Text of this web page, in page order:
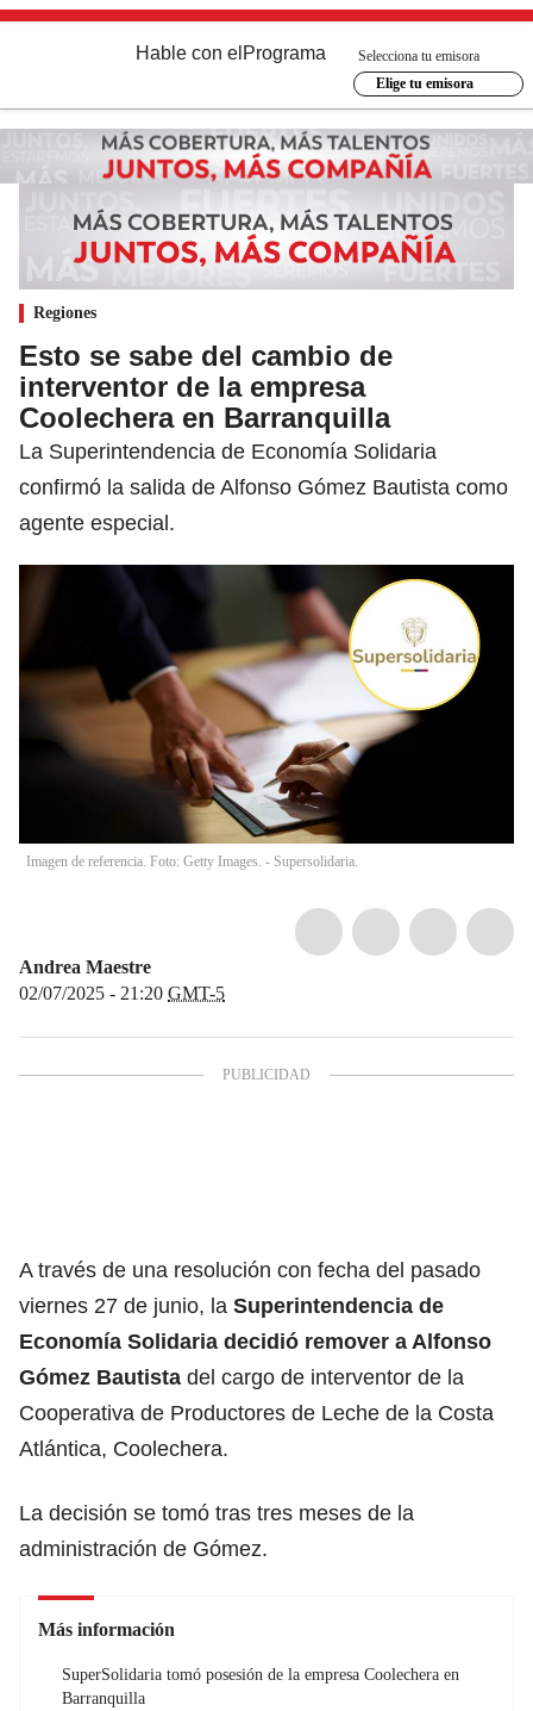
Hable con el Programa
Selecciona tu emisora
Elige tu emisora
Regiones
Esto se sabe del cambio de
interventor de la empresa
Coolechera en Barranquilla
La Superintendencia de Economía Solidaria
confirmó la salida de Alfonso Gómez Bautista como
agente especial.
Imagen de referencia. Foto: Getty Images. - Supersolidaria.
Andrea Maestre
02/07/2025 - 21:20 GMT-5
A través de una resolución con fecha del pasado
viernes 27 de junio, la Superintendencia de
Economía Solidaria decidió remover a Alfonso
Gómez Bautista del cargo de interventor de la
Cooperativa de Productores de Leche de la Costa
Atlántica, Coolechera.
La decisión se tomó tras tres meses de la
administración de Gómez.
Más información
SuperSolidaria tomó posesión de la empresa Coolechera en
Barranquilla